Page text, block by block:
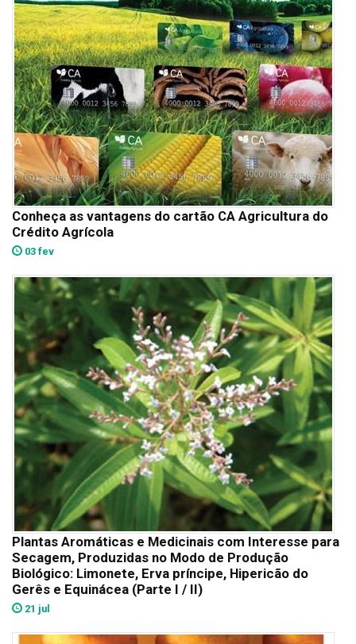
Conheça as vantagens do cartão CA Agricultura do
Crédito Agrícola
03 fev
Plantas Aromáticas e Medicinais com Interesse para
Secagem, Produzidas no Modo de Produção
Biológico: Limonete, Erva príncipe, Hipericão do
Gerês e Equinácea (Parte I / II)
21 jul